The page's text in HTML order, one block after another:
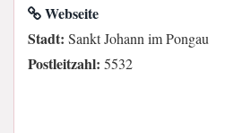
Webseite
Stadt: Sankt Johann im Pongau
Postleitzahl: 5532